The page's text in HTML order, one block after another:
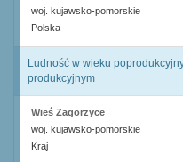
woj. kujawsko-pomorskie
Polska
Ludność w wieku
produkcyjnym
Wieś Zagorzyce
woj. kujawsko-pomorskie
Kraj